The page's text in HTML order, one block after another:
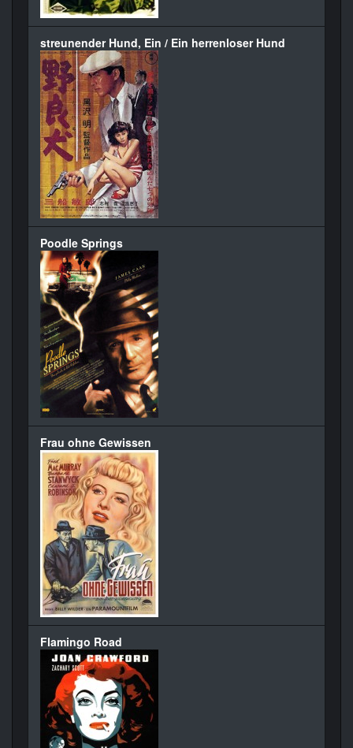
streunender Hund, Ein / Ein herrenloser Hund
Poodle Springs
Frau ohne Gewissen
Flamingo Road